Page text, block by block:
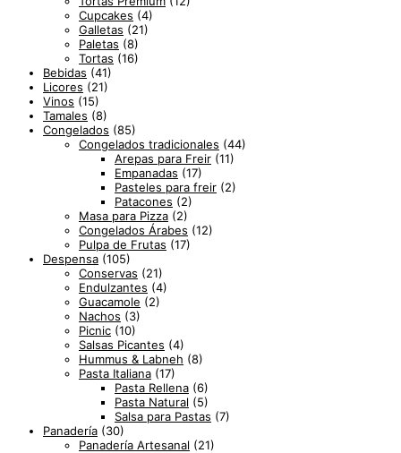
Cupcakes (4)
Galletas (21)
Paletas (8)
Tortas (16)
Bebidas (41)
Licores (21)
Vinos (15)
Tamales (8)
Congelados (85)
Congelados tradicionales (44)
Arepas para Freir (11)
Empanadas (17)
Pasteles para freir (2)
Patacones (2)
Masa para Pizza (2)
Congelados Árabes (12)
Pulpa de Frutas (17)
Despensa (105)
Conservas (21)
Endulzantes (4)
Guacamole (2)
Nachos (3)
Picnic (10)
Salsas Picantes (4)
Hummus & Labneh (8)
Pasta Italiana (17)
Pasta Rellena (6)
Pasta Natural (5)
Salsa para Pastas (7)
Panadería (30)
Panadería Artesanal (21)